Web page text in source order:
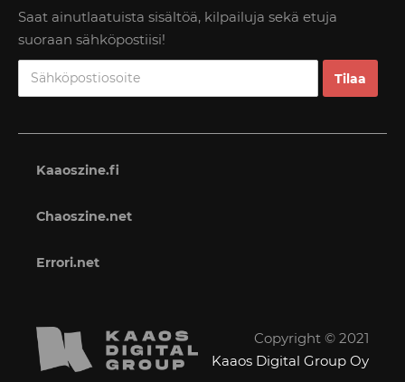
Saat ainutlaatuista sisältöä, kilpailuja sekä etuja
suoraan sähköpostiisi!
Kaaoszine.fi
Chaoszine.net
Errori.net
Copyright © 2021
Kaaos Digital Group Oy